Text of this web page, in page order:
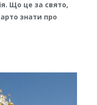
Що це за свято,
знати про